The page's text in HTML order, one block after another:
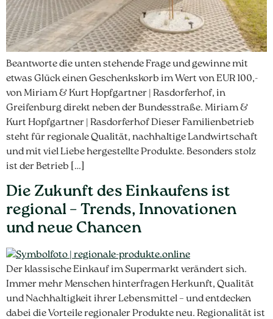
Beantworte die unten stehende Frage und gewinne mit
etwas Glück einen Geschenkskorb im Wert von EUR 100,-
von Miriam & Kurt Hopfgartner | Rasdorferhof, in
Greifenburg direkt neben der Bundesstraße. Miriam &
Kurt Hopfgartner | Rasdorferhof Dieser Familienbetrieb
steht für regionale Qualität, nachhaltige Landwirtschaft
und mit viel Liebe hergestellte Produkte. Besonders stolz
ist der Betrieb […]
Die Zukunft des Einkaufens ist
regional – Trends, Innovationen
und neue Chancen
Der klassische Einkauf im Supermarkt verändert sich.
Immer mehr Menschen hinterfragen Herkunft, Qualität
und Nachhaltigkeit ihrer Lebensmittel – und entdecken
dabei die Vorteile regionaler Produkte neu. Regionalität ist